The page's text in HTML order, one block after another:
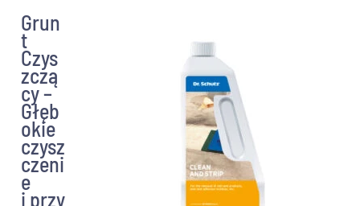
Grun
t
Czys
zczą
cy –
Głęb
okie
czysz
czeni
e
i przy